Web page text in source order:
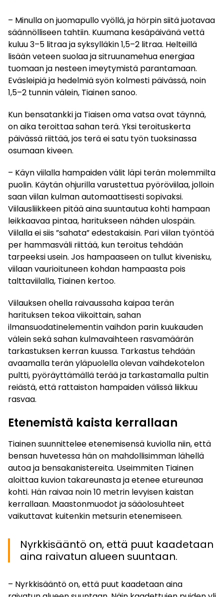
– Minulla on juomapullo vyöllä, ja hörpin siitä juotavaa
säännölliseen tahtiin. Kuumana kesäpäivänä vettä
kuluu 3–5 litraa ja syksylläkin 1,5–2 litraa. Helteillä
lisään veteen suolaa ja sitruunamehua energiaa
tuomaan ja nesteen imeytymistä parantamaan.
Eväsleipiä ja hedelmiä syön kolmesti päivässä, noin
1,5–2 tunnin välein, Tiainen sanoo.
Kun bensatankki ja Tiaisen oma vatsa ovat täynnä,
on aika teroittaa sahan terä. Yksi teroituskerta
päivässä riittää, jos terä ei satu työn tuoksinassa
osumaan kiveen.
– Käyn viilalla hampaiden välit läpi terän molemmilta
puolin. Käytän ohjurilla varustettua pyöröviilaa, jolloin
saan viilan kulman automaattisesti sopivaksi.
Viilausliikkeen pitää aina suuntautua kohti hampaan
leikkaavaa pintaa, haritukseen nähden ulospäin.
Viilalla ei siis ”sahata” edestakaisin. Pari viilan työntöä
per hammasväli riittää, kun teroitus tehdään
tarpeeksi usein. Jos hampaaseen on tullut kivenisku,
viilaan vaurioituneen kohdan hampaasta pois
talttaviilalla, Tiainen kertoo.
Viilauksen ohella raivaussaha kaipaa terän
harituksen tekoa viikoittain, sahan
ilmansuodatinelementin vaihdon parin kuukauden
välein sekä sahan kulmavaihteen rasvamäärän
tarkastuksen kerran kuussa. Tarkastus tehdään
avaamalla terän yläpuolella olevan vaihdekotelon
pultti, pyöräyttämällä terää ja tarkastamalla pultin
reiästä, että rattaiston hampaiden välissä liikkuu
rasvaa.
Etenemistä kaista kerrallaan
Tiainen suunnittelee etenemisensä kuviolla niin, että
bensan huvetessa hän on mahdollisimman lähellä
autoa ja bensakanistereita. Useimmiten Tiainen
aloittaa kuvion takareunasta ja etenee etureunaa
kohti. Hän raivaa noin 10 metrin levyisen kaistan
kerrallaan. Maastonmuodot ja sääolosuhteet
vaikuttavat kuitenkin metsurin etenemiseen.
Nyrkkisääntö on, että puut kaadetaan
aina raivatun alueen suuntaan.
– Nyrkkisääntö on, että puut kaadetaan aina